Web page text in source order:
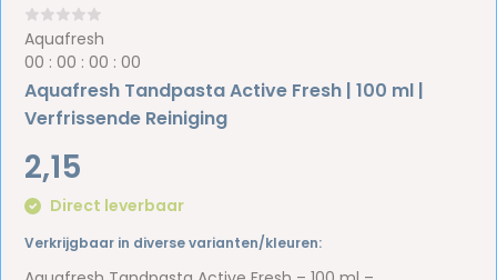
Aquafresh
00 :00 :00 :00
Aquafresh Tandpasta Active Fresh | 100 ml |
Verfrissende Reiniging
2,15
Direct leverbaar
Verkrijgbaar in diverse varianten/kleuren: